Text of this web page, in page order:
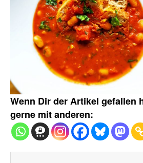
Wenn Dir der Artikel gefallen
gerne mit anderen: